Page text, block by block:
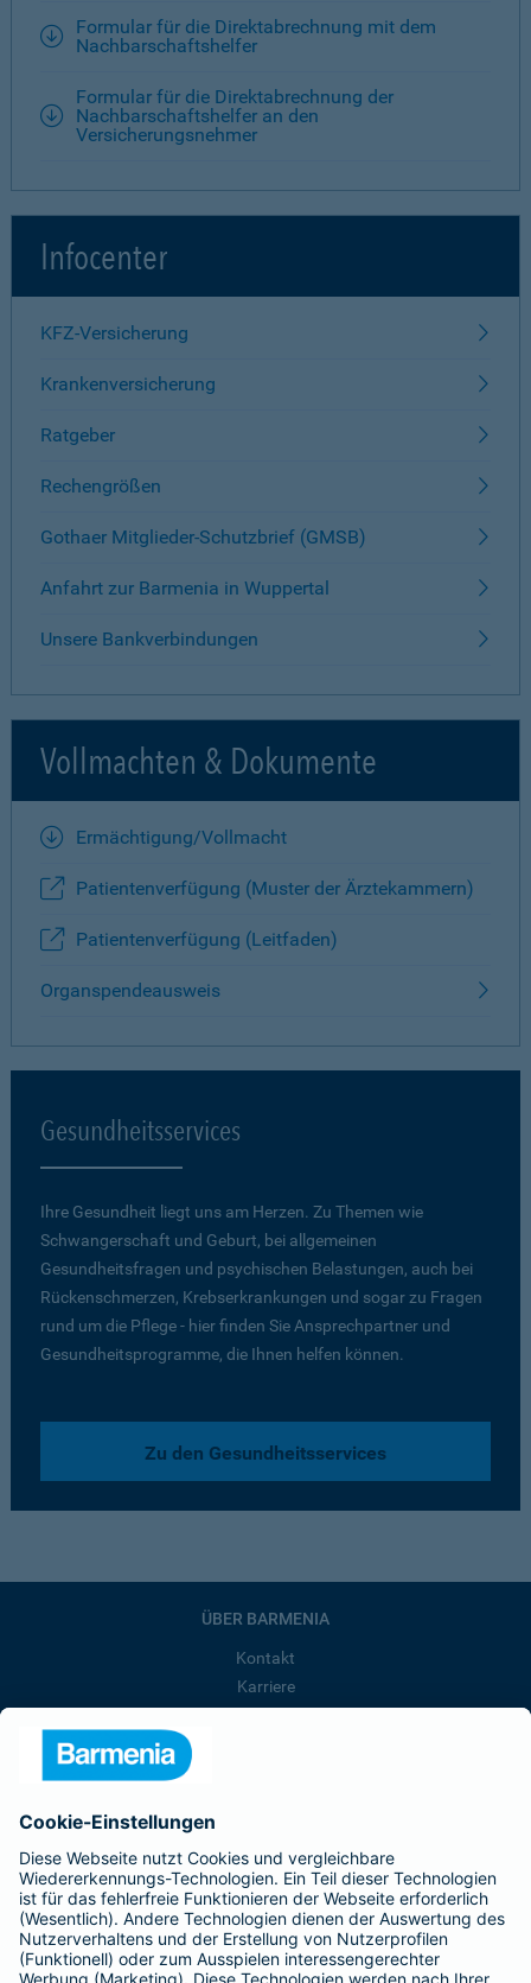
Formular für die Direktabrechnung mit dem
Nachbarschaftshelfer
Formular für die Direktabrechnung der
Nachbarschaftshelfer an den
Versicherungsnehmer
Infocenter
KFZ-Versicherung
Krankenversicherung
Ratgeber
Rechengrößen
Gothaer Mitglieder-Schutzbrief (GMSB)
Anfahrt zur Barmenia in Wuppertal
Unsere Bankverbindungen
Vollmachten & Dokumente
Ermächtigung/Vollmacht
Patientenverfügung (Muster der Ärztekammern)
Patientenverfügung (Leitfaden)
Organspendeausweis
Gesundheitsservices
Ihre Gesundheit liegt uns am Herzen. Zu Themen wie
Schwangerschaft und Geburt, bei allgemeinen
Gesundheitsfragen und psychischen Belastungen, auch bei
Rückenschmerzen, Krebserkrankungen und sogar zu Fragen
rund um die Pflege - hier finden Sie Ansprechpartner und
Gesundheitsprogramme, die Ihnen helfen können.
Zu den Gesundheitsservices
ÜBER BARMENIA
Kontakt
Karriere
Barmenia ist Teil der BarmeniaGothaer
BELIEBTE SEITEN
Kranken-Zusatzversicherung
Tierversicherungen
Haftpflichtversicherung